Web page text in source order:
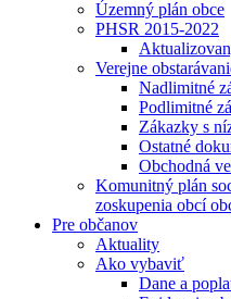
Územný plán obce
PHSR 2015-2022
Verejne
Nadlimitné
Podlimitné
Zákazky s
Ostatné
Obchodná
Komunitný plán
zoskupenia obcí
Pre občanov
Aktuality
Ako vybaviť
Dane a